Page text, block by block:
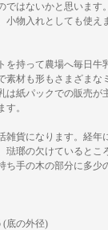
ではないかと思いま
小物入れとしても使
を持って農場へ毎日
素材も形もさまざま
は紙パックでの販売
。
雑貨になります。経年
琺瑯の欠けていると
ち手の木の部分に多
(底の外径)